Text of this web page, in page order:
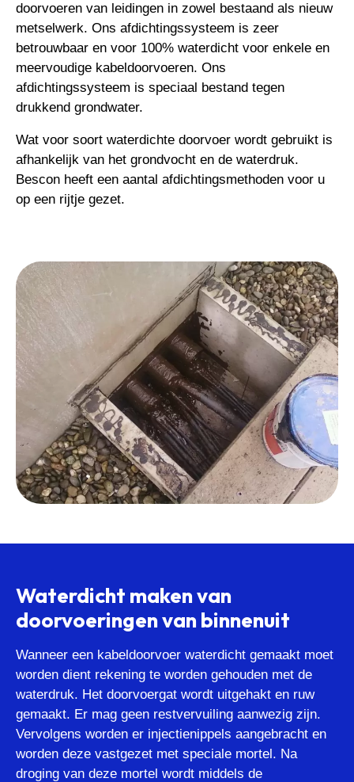
doorvoeren van leidingen in zowel bestaand als nieuw
metselwerk. Ons afdichtingssysteem is zeer
betrouwbaar en voor 100% waterdicht voor enkele en
meervoudige kabeldoorvoeren. Ons
afdichtingssysteem is speciaal bestand tegen
drukkend grondwater.
Wat voor soort waterdichte doorvoer wordt gebruikt is
afhankelijk van het grondvocht en de waterdruk.
Bescon heeft een aantal afdichtingsmethoden voor u
op een rijtje gezet.
Waterdicht maken van
doorvoeringen van binnenuit
Wanneer een kabeldoorvoer waterdicht gemaakt moet
worden dient rekening te worden gehouden met de
waterdruk. Het doorvoergat wordt uitgehakt en ruw
gemaakt. Er mag geen restvervuiling aanwezig zijn.
Vervolgens worden er injectienippels aangebracht en
worden deze vastgezet met speciale mortel. Na
droging van deze mortel wordt middels de